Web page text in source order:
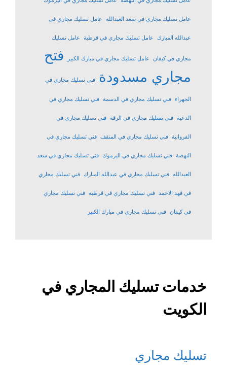
عامل تسليك مجاري في سعد العبدالله عامل تسليك مجاري في
عبدالله المبارك عامل تسليك مجاري في قرطبة عامل تسليك
مجاري في كيفان عامل تسليك مجاري في مبارك الكبير
فتح
مجاري مسدودة
فني تسليك مجاري في
الجهراء فني تسليك مجاري في الدسمة فني تسليك مجاري في
الدعية فني تسليك مجاري في الرقة فني تسليك مجاري في
الفروانية فني تسليك مجاري في المنقف فني تسليك مجاري في
النهضة فني تسليك مجاري في اليرموك فني تسليك مجاري في سعد
العبدالله فني تسليك مجاري في عبدالله المبارك فني تسليك مجاري
في فهد الاحمد فني تسليك مجاري في قرطبة فني تسليك مجاري
في كيفان فني تسليك مجاري في مبارك الكبير
خدمات تسليك المجاري في
الكويت
تسليك مجاري